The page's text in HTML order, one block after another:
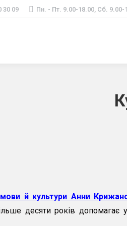
30 09 Пн. - Пт. 9.00-18.00, Сб. 9.00-
й культури Анни
десяти років допомагає